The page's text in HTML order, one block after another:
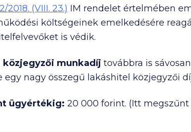
2018. (VIII. 23.) IM rendelet értelmében
költségeinek emelkedésére
is védik.
közjegyzői munkadíj továbbra is
egy nagy összegű lakáshitel közjegyzői
ügyértékig: 20 000 forint. (Itt